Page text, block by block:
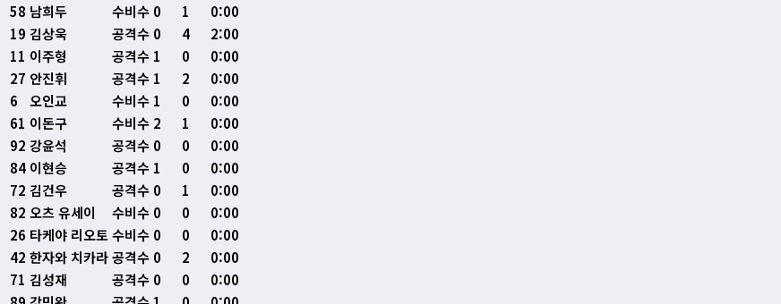
58 남희두 수비수 0 1
0:00
19 김상욱 공격수 0 4
2:00
11 이주형 공격수 1 0
0:00
27 안진휘 공격수 1 2
0:00
6
오인교 수비수 1 0
0:00
61 이돈구 수비수 2 1
0:00
92 강윤석 공격수 0 0
0:00
84 이현승 공격수 1 0
0:00
72 김건우 공격수 0 1
0:00
82 오츠 유세이 수비수 0 0
0:00
26 타케야 리오토수비수 0 0
0:00
42 한자와 치카라공격수 0 2
0:00
71 김성재 공격수 0 0
0:00